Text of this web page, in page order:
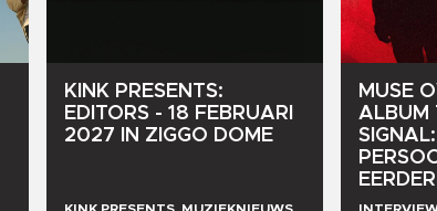
KINK PRESENTS:
EDITORS - 18 FEBRUARI
2027
IN ZIGGO DOME
MUSE
ALBUM
SIGNAL: